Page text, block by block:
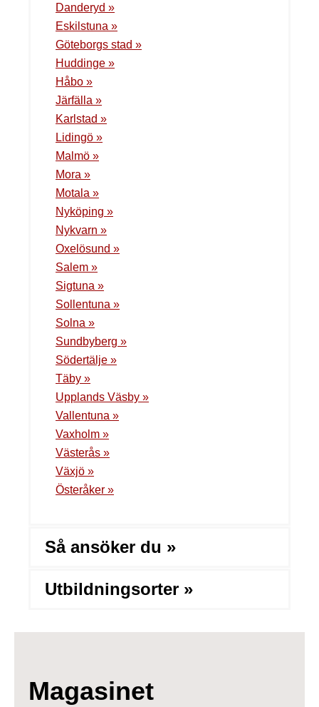
Danderyd »
Eskilstuna »
Göteborgs stad »
Huddinge »
Håbo »
Järfälla »
Karlstad »
Lidingö »
Malmö »
Mora »
Motala »
Nyköping »
Nykvarn »
Oxelösund »
Salem »
Sigtuna »
Sollentuna »
Solna »
Sundbyberg »
Södertälje »
Täby »
Upplands Väsby »
Vallentuna »
Vaxholm »
Västerås »
Växjö »
Österåker »
Så ansöker du »
Utbildningsorter »
Magasinet